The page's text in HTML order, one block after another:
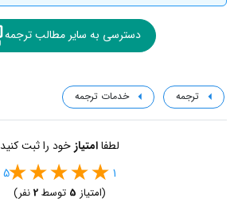
دسترسی به سایر مطالب ترجمه
ترجمه خدمات ترجمه
لطفاامتیاز خود را ثبت کنید
1
5
(امتیاز 5 توسط2نفر)